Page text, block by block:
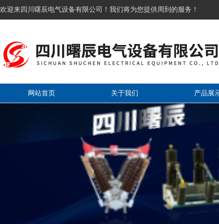
欢迎来四川曙辰电气设备有限公司！我们将为您提供周到的服务！
网站首页 关于我们 产品展